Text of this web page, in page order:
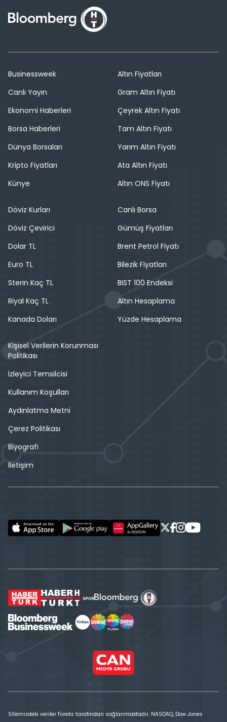
Businessweek
Canlı Yayın
Ekonomi Haberleri
Borsa Haberleri
Dünya Borsaları
Kripto Fiyatları
Künye
Altın Fiyatları
Gram Altın Fiyatı
Çeyrek Altın Fiyatı
Tam Altın Fiyatı
Yarım Altın Fiyatı
Ata Altın Fiyatı
Altın ONS Fiyatı
Döviz Kurları
Döviz Çevirici
Dolar TL
Euro TL
Sterin Kaç TL
Riyal Kaç TL
Kanada Doları
Canlı Borsa
Gümüş Fiyatları
Brent Petrol Fiyatı
Bilezik Fiyatları
BIST 100 Endeksi
Altın Hesaplama
Yüzde Hesaplama
Kişisel Verilerin Korunması
Politikası
İzleyici Temsilcisi
Kullanım Koşulları
Aydınlatma Metni
Çerez Politikası
Biyografi
İletişim
Sitemizdeki veriler Foreks tarafından sağlanmaktadır. NASDAQ, Dow Jones